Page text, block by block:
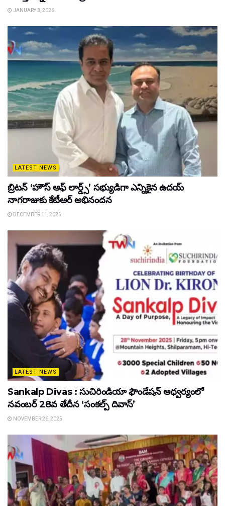
JANUARY 3, 2026
LATEST NEWS
బ్రిటన్ ‘హౌస్ ఆఫ్ లార్డ్స్’ సభ్యుడిగా ఎన్నికైన ఉదయ్
నాగరాజుకు కేటీఆర్ అభినందన
DECEMBER 11, 2025
LATEST NEWS
Sankalp Divas : సుచిరిండియా ఫౌండేషన్ ఆధ్వర్యంలో
నవంబర్ 28వ తేదీన ‘సంకల్ప్ దివాస్’
NOVEMBER 26, 2025